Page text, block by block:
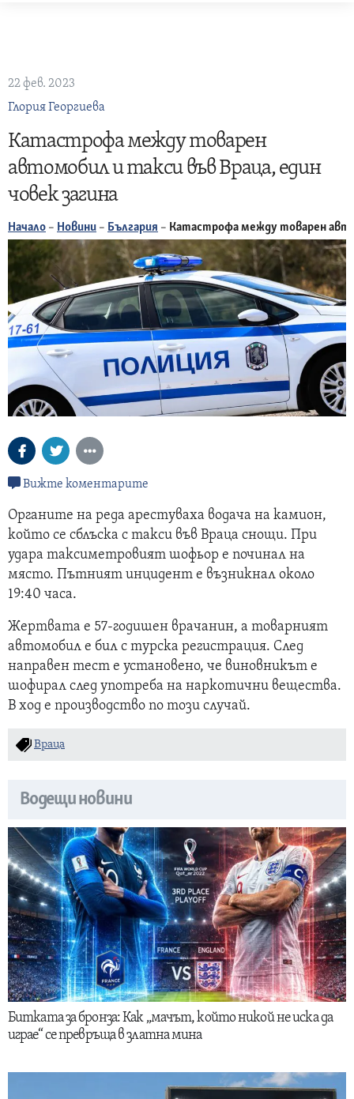
22 фев. 2023
Глория Георгиева
Катастрофа между товарен
автомобил и такси във Враца, един
човек загина
Начало – Новини – България – Катастрофа между товарен
Вижте коментарите
Органите на реда арестуваха водача на камион,
който се сблъска с такси във Враца снощи. При
удара таксиметровият шофьор е починал на
място. Пътният инцидент е възникнал около
19:40 часа.
Жертвата е 57-годишен врачанин, а товарният
автомобил е бил с турска регистрация. След
направен тест е установено, че виновникът е
шофирал след употреба на наркотични вещества.
В ход е производство по този случай.
Враца
Водещи новини
Битката за бронза: Как „мачът, който никой не иска да
играе“ се превръща в златна мина